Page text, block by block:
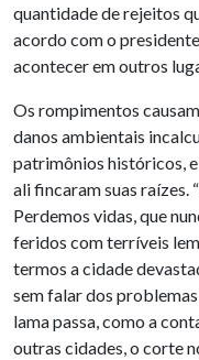
quantidade de rejeitos
acordo com o
acontecer em outros
Os rompimentos
danos ambientais
patrimônios históricos,
ali fincaram suas raízes.
Perdemos vidas, que
feridos com terríveis
termos a cidade
sem falar dos
lama passa, como a
outras cidades, o corte